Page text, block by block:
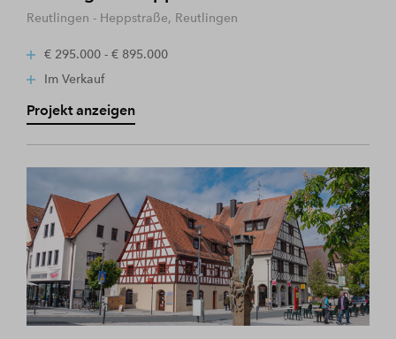
Reutlingen - Heppstraße, Reutlingen
€ 295.000 - € 895.000
Im Verkauf
Projekt anzeigen